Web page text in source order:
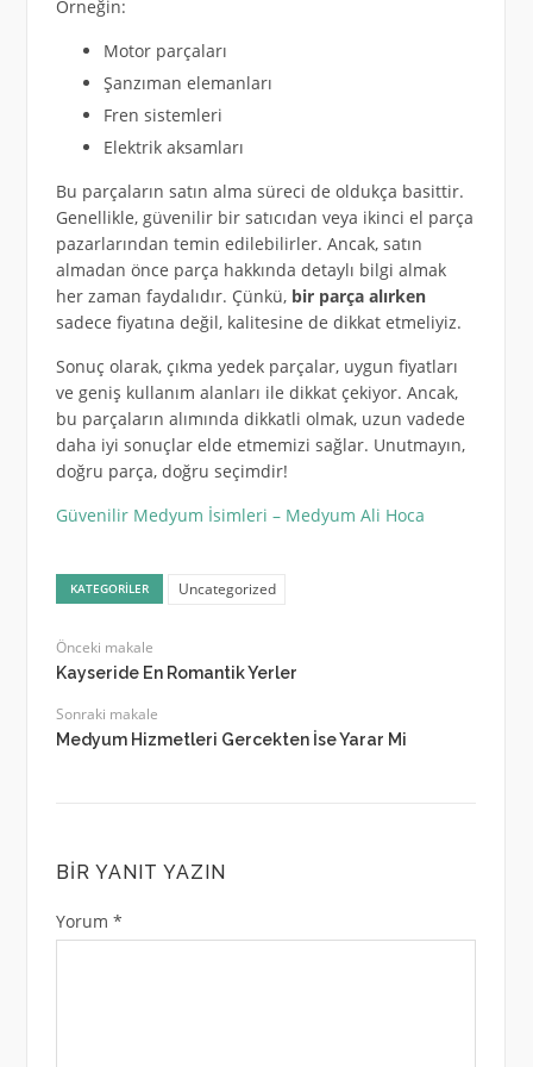
Örneğin:
Motor parçaları
Şanzıman elemanları
Fren sistemleri
Elektrik aksamları
Bu parçaların satın alma süreci de oldukça basittir.
Genellikle, güvenilir bir satıcıdan veya ikinci el parça
pazarlarından temin edilebilirler. Ancak, satın
almadan önce parça hakkında detaylı bilgi almak
her zaman faydalıdır. Çünkü, bir parça alırken
sadece fiyatına değil, kalitesine de dikkat etmeliyiz.
Sonuç olarak, çıkma yedek parçalar, uygun fiyatları
ve geniş kullanım alanları ile dikkat çekiyor. Ancak,
bu parçaların alımında dikkatli olmak, uzun vadede
daha iyi sonuçlar elde etmemizi sağlar. Unutmayın,
doğru parça, doğru seçimdir!
Güvenilir Medyum İsimleri – Medyum Ali Hoca
KATEGORILER Uncategorized
Önceki makale
Kayseride En Romantik Yerler
Sonraki makale
Medyum Hizmetleri Gercekten İse Yarar Mi
BIR YANIT YAZIN
Yorum *